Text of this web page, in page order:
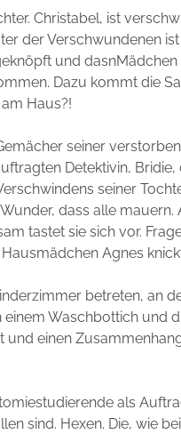
Christabel, ist
der Verschwundenen
und
Dazu kommt die
Haus?!
seiner
Detektivin, Bridie,
seiner
dass alle
tastet sie sich vor.
Agnes
betreten, an
Waschbottich und
und einen
als
sind. Hexen. Die, wie